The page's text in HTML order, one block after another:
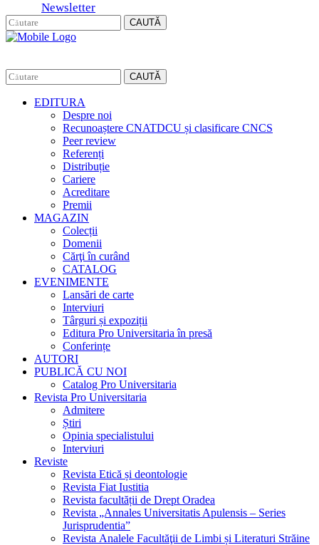
Newsletter
CAUTĂ
CAUTĂ
EDITURA
Despre noi
Recunoaștere CNATDCU și clasificare CNCS
Peer review
Referenți
Distribuție
Cariere
Acreditare
Premii
MAGAZIN
Colecții
Domenii
Cărţi în curând
CATALOG
EVENIMENTE
Lansări de carte
Interviuri
Târguri și expoziții
Editura Pro Universitaria în presă
Conferințe
AUTORI
PUBLICĂ CU NOI
Catalog Pro Universitaria
Revista Pro Universitaria
Admitere
Știri
Opinia specialistului
Interviuri
Reviste
Revista Etică și deontologie
Revista Fiat Iustitia
Revista facultății de Drept Oradea
Revista „Annales Universitatis Apulensis – Series
Jurisprudentia”
Revista Analele Facultăţii de Limbi și Literaturi Străine